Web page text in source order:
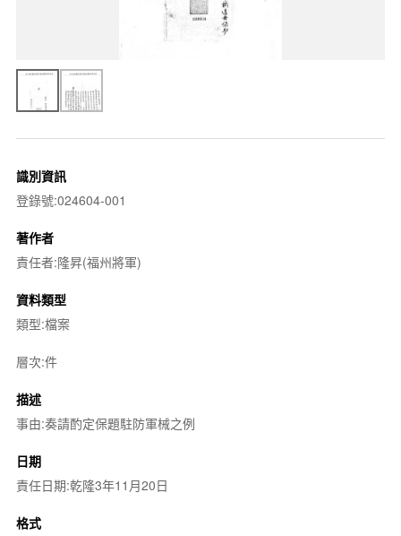
識別資訊
登錄號:024604-001
著作者
責任者:隆昇(福州將軍)
資料類型
類型:檔案
層次:件
描述
事由:奏請酌定保題駐防軍械之例
日期
責任日期:乾隆3年11月20日
格式